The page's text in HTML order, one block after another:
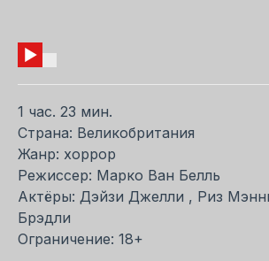
1 час. 23 мин.
Страна: Великобритания
Жанр: хоррор
Режиссер: Марко Ван Белль
Актёры: Дэйзи Джелли , Риз
Брэдли
Ограничение: 18+